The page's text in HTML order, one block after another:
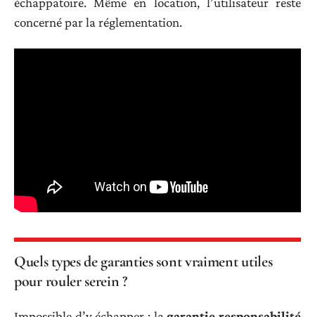
concerné par la réglementation.
Quels types de garanties sont vraiment utiles
pour rouler serein ?